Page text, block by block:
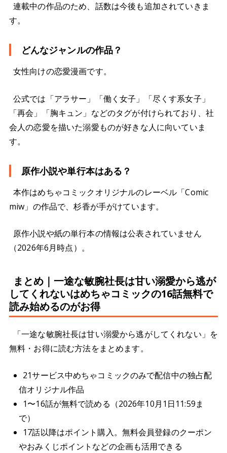
連載中の作品のため、話数は今後も追加されていきま
す。
どんなジャンルの作品？
女性向けの恋愛漫画です。
公式では「アラサー」「働く女子」「尽くす系女子」
「再会」「胸キュン」などのタグが付けられており、社
会人の恋愛を描いた溺愛ものが好きな人に向いていま
す。
原作小説や単行本はある？
本作はめちゃコミックオリジナルのレーベル「Comic
miw」の作品で、杉香が手がけています。
原作小説や紙の単行本の情報は公表されていません
（2026年6月時点）。
まとめ｜一途な敏腕社長は甘い溺愛から逃が
してくれないはめちゃコミックの16話無料で
読み始めるのがお得
「一途な敏腕社長は甘い溺愛から逃がしてくれない」を
無料・お得に読む方法をまとめます。
21サービス中めちゃコミックのみで配信中の独占配
信オリジナル作品
1〜16話が無料で読める（2026年10月1日11:59ま
で）
17話以降はポイント購入。無料会員登録のクーポン
やおみくじポイントなどの企画も活用できる